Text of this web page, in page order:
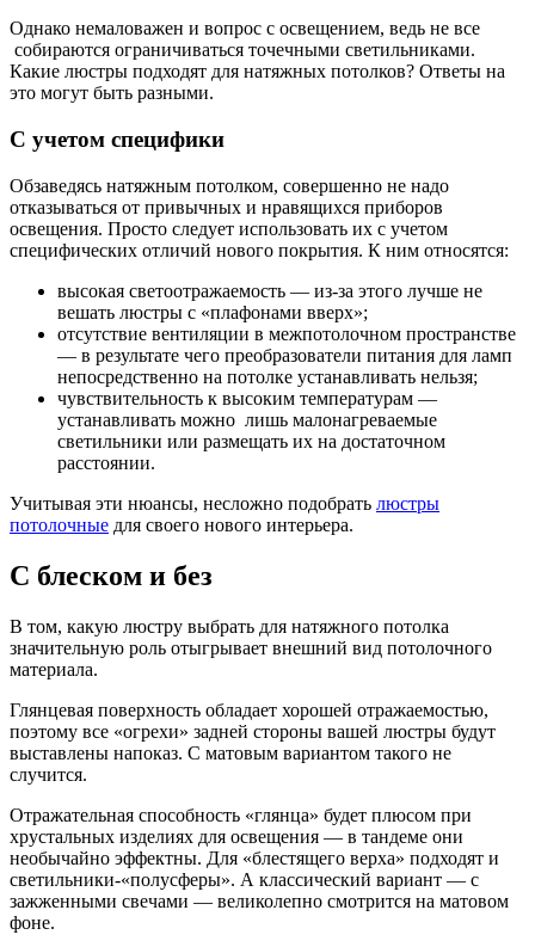
Однако немаловажен и вопрос с освещением, ведь не все
собираются ограничиваться точечными светильниками.
Какие люстры подходят для натяжных потолков? Ответы на
это могут быть разными.
С учетом специфики
Обзаведясь натяжным потолком, совершенно не надо
отказываться от привычных и нравящихся приборов
освещения. Просто следует использовать их с учетом
специфических отличий нового покрытия. К ним относятся:
высокая светоотражаемость — из-за этого лучше не
вешать люстры с «плафонами вверх»;
отсутствие вентиляции в межпотолочном пространстве
— в результате чего преобразователи питания для ламп
непосредственно на потолке устанавливать нельзя;
чувствительность к высоким температурам —
устанавливать можно лишь малонагреваемые
светильники или размещать их на достаточном
расстоянии.
Учитывая эти нюансы, несложно подобрать люстры
потолочные для своего нового интерьера.
С блеском и без
В том, какую люстру выбрать для натяжного потолка
значительную роль отыгрывает внешний вид потолочного
материала.
Глянцевая поверхность обладает хорошей отражаемостью,
поэтому все «огрехи» задней стороны вашей люстры будут
выставлены напоказ. С матовым вариантом такого не
случится.
Отражательная способность «глянца» будет плюсом при
хрустальных изделиях для освещения — в тандеме они
необычайно эффектны. Для «блестящего верха» подходят и
светильники-«полусферы». А классический вариант — с
зажженными свечами — великолепно смотрится на матовом
фоне.